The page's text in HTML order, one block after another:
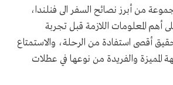
من أبرز نصائح السفر الى فنلندا،
أهم المعلومات اللازمة قبل تجربة
أقصى استفادة من الرحلة، والاستمتاع
المميزة والفريدة من نوعها في عطلات